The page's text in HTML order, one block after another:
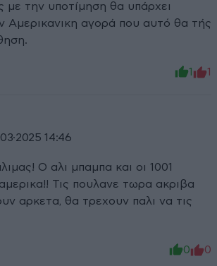
με την υποτίμηση θα υπάρχει
Αμερικανικη αγορά που αυτό θα τής
1 1
14:46
Ο αλι μπαμπα και οι 1001
Τις πουλανε τωρα ακριβα
αρκετα, θα τρεχουν παλι να τις
0 0